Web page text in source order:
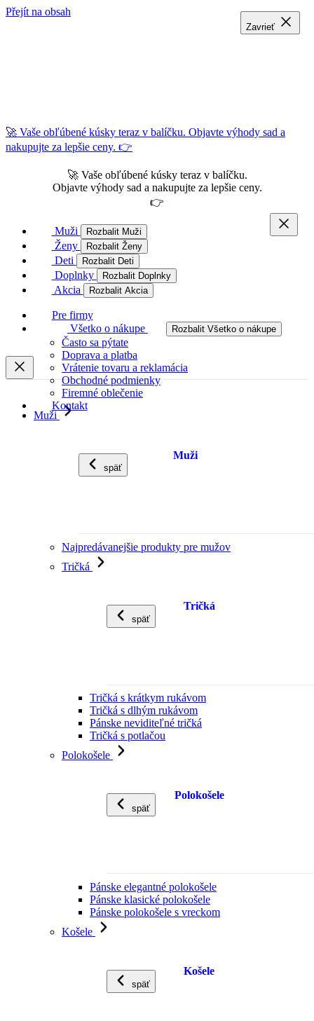
Přejít na obsah
🚀 Vaše obľúbené kúsky teraz v balíčku. Objavte výhody sad a
nakupujte za lepšie ceny. 👉
🚀 Vaše obľúbené kúsky teraz v balíčku.
Objavte výhody sad a nakupujte za lepšie ceny.
👉
Muži Rozbalit Muži
Ženy Rozbalit Ženy
Deti Rozbalit Deti
Doplnky Rozbalit Doplnky
Akcia Rozbalit Akcia
Pre firmy
Všetko o nákupe
Rozbalit Všetko o nákupe
Často sa pýtate
Doprava a platba
Vrátenie tovaru a reklamácia
Obchodné podmienky
Firemné oblečenie
Kontakt
Muži
späť
Muži
Najpredávanejšie produkty pre mužov
Tričká
späť
Tričká
Tričká s krátkym rukávom
Tričká s dlhým rukávom
Pánske neviditeľné tričká
Tričká s potlačou
Polokošele
späť
Polokošele
Pánske elegantné polokošele
Pánske klasické polokošele
Pánske polokošele s vreckom
Košele
späť
Košele
Zavrieť
Zavrieť
Zavrieť